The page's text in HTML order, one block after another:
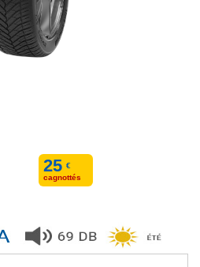
25 €
cagnottés